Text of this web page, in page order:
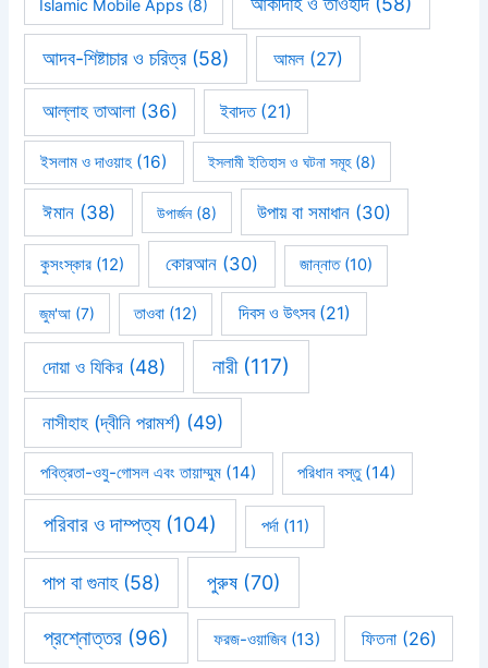
Islamic Mobile Apps (8)
আদব-শিষ্টাচার ও চরিত্র(58) আমল(27)
আল্লাহ তাআলা(36) ইবাদত(21)
ইসলাম ও দাওয়াহ (16) ইসলামী ইতিহাস ও ঘটনা সমূহ(8)
ঈমান(38) উপার্জন(8) উপায় বা সমাধান (30)
কুসংস্কার(12) কোরআন (30) জান্নাত(10)
জুম'আ (7) তাওবা (12) দিবস ও উৎসব(21)
দোয়া ও যিকির (48) নারী(117)
নাসীহাহ (দ্বীনি পরামর্শ) (49)
পবিত্রতা-ওযু-গোসল এবং তায়াম্মুম (14) পরিধান বস্তু(14)
পরিবার ও দাম্পত্য(104) পর্দা(11)
পাপ বা গুনাহ(58) পুরুষ(70)
প্রশ্নোত্তর (96) ফরজ-ওয়াজিব(13) ফিতনা(26)